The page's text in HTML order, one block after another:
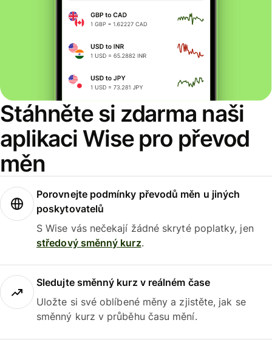
Stáhněte si zdarma naši
aplikaci Wise pro převod
měn
Porovnejte podmínky převodů měn u jiných
poskytovatelů
S Wise vás nečekají žádné skryté poplatky, jen
středový směnný kurz.
Sledujte směnný kurz v reálném čase
Uložte si své oblíbené měny a zjistěte, jak se
směnný kurz v průběhu času mění.